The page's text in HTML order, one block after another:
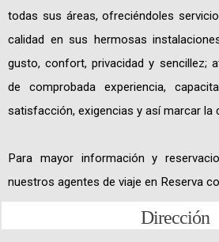
todas sus áreas, ofreciéndoles
calidad en sus hermosas
gusto, confort, privacidad y sencillez;
de comprobada experiencia,
satisfacción, exigencias y así marcar la
Para mayor información y
nuestros agentes de viaje en Reserva
Dirección